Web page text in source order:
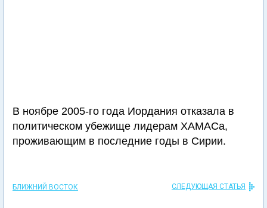
В ноябре 2005-го года Иордания отказала в
политическом убежище лидерам ХАМАСа,
проживающим в последние годы в Сирии.
БЛИЖНИЙ ВОСТОК СЛЕДУЮЩАЯ СТАТЬЯ